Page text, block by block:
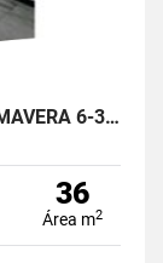
SE ARRIENDA APARTAMENTO EN PRIMAVERA 6-39 ET 2 PISO 3 PARS ESTRENAR
36
Área m2